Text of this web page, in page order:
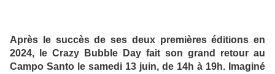
Après le succès de ses deux premières éditions en
2024, le Crazy Bubble Day fait son grand retour au
Campo Santo le samedi 13 juin, de 14h à 19h. Imaginé